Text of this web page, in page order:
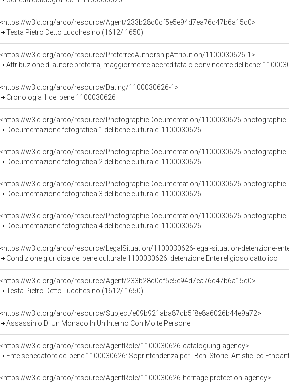
<https://w3id.org/arco/resource/Agent/233b28d0cf5e5e94d7ea76d47b6a15d0>
Testa Pietro Detto Lucchesino (1612/ 1650)
<https://w3id.org/arco/resource/PreferredAuthorshipAttribution/1100030626-1>
Attribuzione di autore preferita, maggiormente accreditata o convincente del bene:
<https://w3id.org/arco/resource/Dating/1100030626-1>
Cronologia 1 del bene 1100030626
<https://w3id.org/arco/resource/PhotographicDocumentation/1100030626-
Documentazione fotografica 1 del bene culturale: 1100030626
<https://w3id.org/arco/resource/PhotographicDocumentation/1100030626-
Documentazione fotografica 2 del bene culturale: 1100030626
<https://w3id.org/arco/resource/PhotographicDocumentation/1100030626-
Documentazione fotografica 3 del bene culturale: 1100030626
<https://w3id.org/arco/resource/PhotographicDocumentation/1100030626-
Documentazione fotografica 4 del bene culturale: 1100030626
<https://w3id.org/arco/resource/LegalSituation/1100030626-legal-situation-detenzione-
Condizione giuridica del bene culturale 1100030626: detenzione Ente religioso cattolico
<https://w3id.org/arco/resource/Agent/233b28d0cf5e5e94d7ea76d47b6a15d0>
Testa Pietro Detto Lucchesino (1612/ 1650)
<https://w3id.org/arco/resource/Subject/e09b921aba87db5f8e8a6026b44e9a72>
Assassinio Di Un Monaco In Un Interno Con Molte Persone
<https://w3id.org/arco/resource/AgentRole/1100030626-cataloguing-agency>
Ente schedatore del bene 1100030626: Soprintendenza per i Beni Storici Artistici ed
<https://w3id.org/arco/resource/AgentRole/1100030626-heritage-protection-agency>